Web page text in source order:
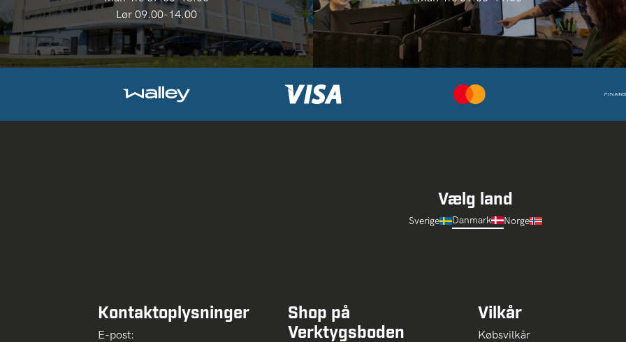
Lør 09.00-14.00
Vælg land
Sverige Danmark Norge
Kontaktoplysninger
E-post:
Shop på
Verktygsboden
Vilkår
Købsvilkår